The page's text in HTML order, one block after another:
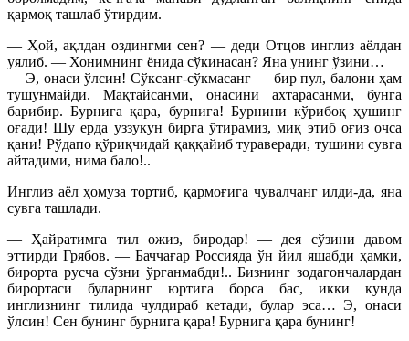
қармоқ ташлаб ўтирдим.
— Ҳой, ақлдан оздингми сен? — деди Отцов инглиз аёлдан
уялиб. — Хонимнинг ёнида сўкинасан? Яна унинг ўзини…
— Э, онаси ўлсин! Сўксанг-сўкмасанг — бир пул, балони ҳам
тушунмайди. Мақтайсанми, онасини ахтарасанми, бунга
барибир. Бурнига қара, бурнига! Бурнини кўрибоқ ҳушинг
оғади! Шу ерда уззукун бирга ўтирамиз, миқ этиб оғиз очса
қани! Рўдапо қўриқчидай қаққайиб тураверади, тушини сувга
айтадими, нима бало!..
Инглиз аёл ҳомуза тортиб, қармоғига чувалчанг илди-да, яна
сувга ташлади.
— Ҳайратимга тил ожиз, биродар! — дея сўзини давом
эттирди Грябов. — Баччағар Россияда ўн йил яшабди ҳамки,
бирорта русча сўзни ўрганмабди!.. Бизнинг зодагончалардан
бирортаси буларнинг юртига борса бас, икки кунда
инглизнинг тилида чулдираб кетади, булар эса… Э, онаси
ўлсин! Сен бунинг бурнига қара! Бурнига қара бунинг!